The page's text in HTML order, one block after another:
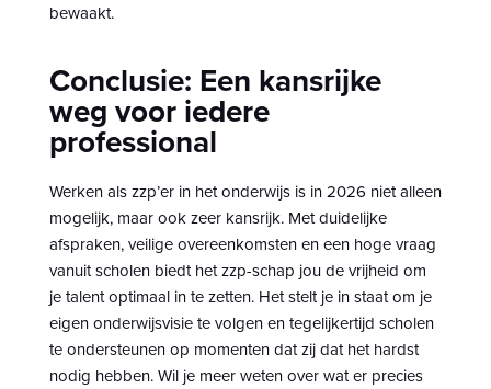
bewaakt.
Conclusie: Een kansrijke
weg voor iedere
professional
Werken als zzp’er in het onderwijs is in 2026 niet alleen
mogelijk, maar ook zeer kansrijk. Met duidelijke
afspraken, veilige overeenkomsten en een hoge vraag
vanuit scholen biedt het zzp-schap jou de vrijheid om
je talent optimaal in te zetten. Het stelt je in staat om je
eigen onderwijsvisie te volgen en tegelijkertijd scholen
te ondersteunen op momenten dat zij dat het hardst
nodig hebben. Wil je meer weten over wat er precies